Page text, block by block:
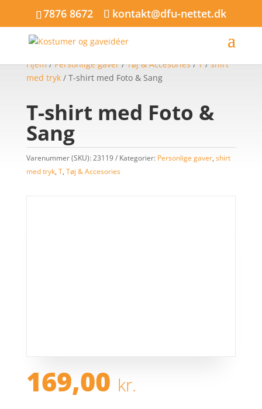
7876 8672 kontakt@dfu-nettet.dk
Hjem/Personlige gaver/Tøj & Accesories/T/shirt
med tryk/ T-shirt med Foto & Sang
T-shirt med Foto &
Sang
Varenummer (SKU):23119 Kategorier: Personlige gaver, shirt
med tryk, T, Tøj & Accesories
169,00 kr.